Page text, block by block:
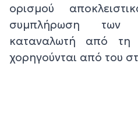
ορισμού
συμπλήρωση των
καταναλωτή από τη
χορηγούνται από του